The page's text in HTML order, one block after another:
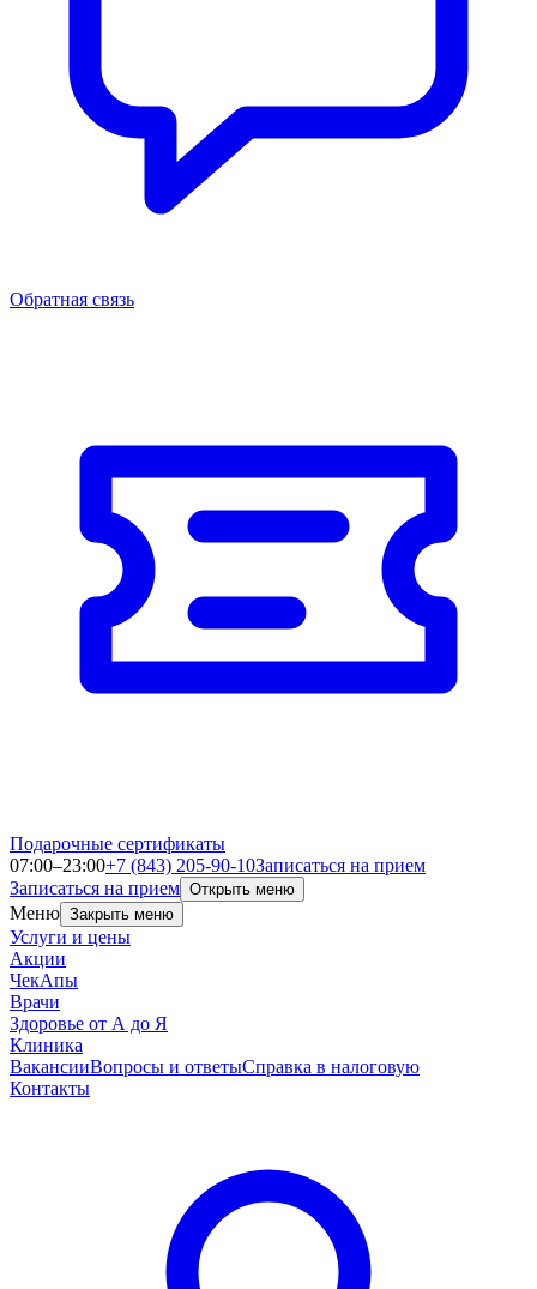
Обратная связь
Подарочные сертификаты
07:00–23:00+7 (843) 205-90-10Записаться на прием
Записаться на прием Открыть меню
Меню Закрыть меню
Услуги и цены
Акции
ЧекАпы
Врачи
Здоровье от А до Я
Клиника
ВакансииВопросы и ответыСправка в налоговую
Контакты